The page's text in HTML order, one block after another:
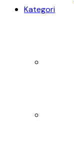
Kategori